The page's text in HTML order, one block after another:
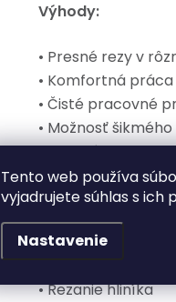
Tento web používa
vyjadrujete súhlas s ich
Nastavenie
Výhody:
• Presné rezy v
• Komfortná
• Čisté pracovné
• Možnosť
• Vysoká stabilita
• Dlhá životnosť
Použitie:
• Rezanie hliníka